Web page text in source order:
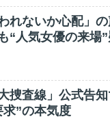
れないか心配」
“人気女優の来場
捜査線」公式告
求”の本気度